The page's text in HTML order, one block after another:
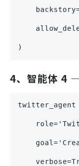
)
4、智能体 4
twitter_agent